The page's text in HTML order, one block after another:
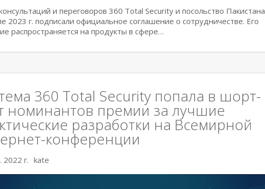
и переговоров 360 Total Security и посольство Пакистана
2023 г. подписали официальное соглашение о сотрудничестве. Его
распространяется на продукты в сфере…
360 Total Security попала в шорт-
номинантов премии за лучшие
разработки на Всемирной
конференции
2022 г. kate